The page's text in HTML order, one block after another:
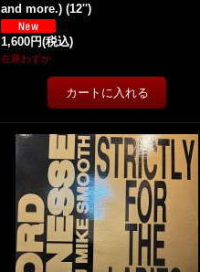
and more.) (12'')
1,600円(税込)
在庫わずか